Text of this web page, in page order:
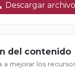
Descargar archivo
del contenido
a mejorar los